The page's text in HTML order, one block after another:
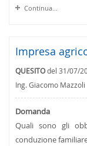
Continua...
Impresa
QUESITOdel 31/07/
Ing. Giacomo Mazzoli
Domanda
Quali sono gli
conduzione